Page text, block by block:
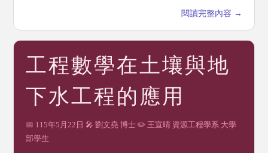
閱讀完整內容 →
工程數學在土壤與地
下水工程的應用
📅 115年5月22日 🎤 劉文堯 博士 ✏️ 王宣晴 資源工程學系 大學
部學生